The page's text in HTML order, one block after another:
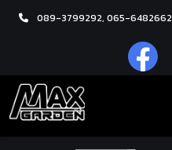
089-3799292, 065-6482662
หน้าแรก